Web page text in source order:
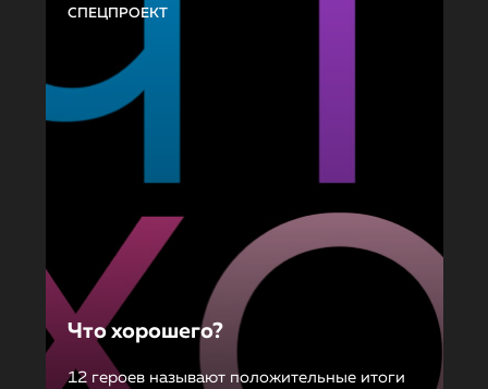
СПЕЦПРОЕКТ
Что хорошего?
12 героев называют положительные итоги